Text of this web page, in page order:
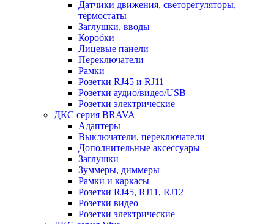
Датчики движения, светорегуляторы,
термостаты
Заглушки, вводы
Коробки
Лицевые панели
Переключатели
Рамки
Розетки RJ45 и RJ11
Розетки аудио/видео/USB
Розетки электрические
ДКС серия BRAVA
Адаптеры
Выключатели, переключатели
Дополнительные аксессуары
Заглушки
Зуммеры, диммеры
Рамки и каркасы
Розетки RJ45, RJ11, RJ12
Розетки видео
Розетки электрические